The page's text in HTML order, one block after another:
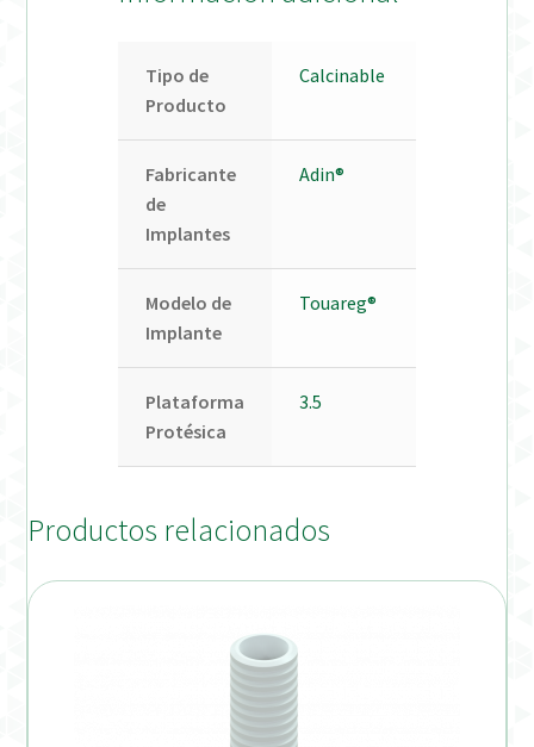
Tipo de
Producto
Calcinable
Fabricante
de
Implantes
Adin®
Modelo de
Implante
Touareg®
Plataforma
Protésica
3.5
Productos relacionados